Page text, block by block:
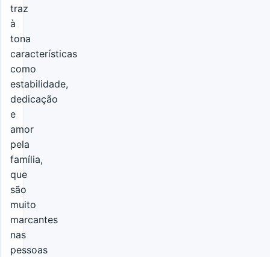
traz
à
tona
características
como
estabilidade,
dedicação
e
amor
pela
família,
que
são
muito
marcantes
nas
pessoas